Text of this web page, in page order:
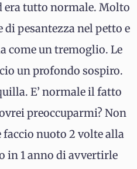
era tutto normale. Molto
di pesantezza nel petto e
come un tremoglio. Le
un profondo sospiro.
E’ normale il fatto
preoccuparmi? Non
faccio nuoto 2 volte alla
in 1 anno di avvertirle